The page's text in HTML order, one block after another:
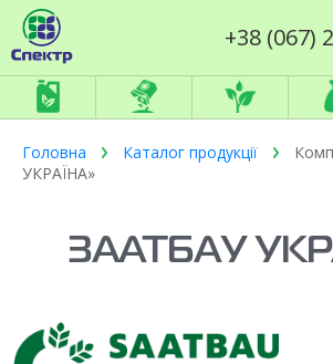
+38 (067)
Головна Каталог продукції
УКРАЇНА»
ЗААТБАУ